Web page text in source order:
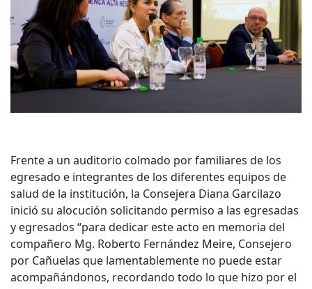
Frente a un auditorio colmado por familiares de los
egresado e integrantes de los diferentes equipos de
salud de la institución, la Consejera Diana Garcilazo
inició su alocución solicitando permiso a las egresadas
y egresados “para dedicar este acto en memoria del
compañero Mg. Roberto Fernández Meire, Consejero
por Cañuelas que lamentablemente no puede estar
acompañándonos, recordando todo lo que hizo por el